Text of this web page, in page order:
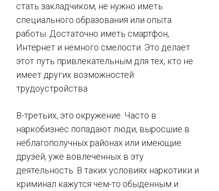
стать закладчиком, не нужно иметь
специального образования или опыта
работы. Достаточно иметь смартфон,
Интернет и немного смелости. Это делает
этот путь привлекательным для тех, кто не
имеет других возможностей
трудоустройства.
В-третьих, это окружение. Часто в
наркобизнес попадают люди, выросшие в
неблагополучных районах или имеющие
друзей, уже вовлеченных в эту
деятельность. В таких условиях наркотики и
криминал кажутся чем-то обыденным и